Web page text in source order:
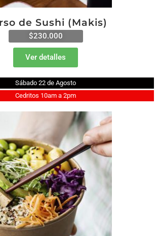
de Sushi (Makis)
$230.000
Ver detalles
Sábado 22 de Agosto
Cedritos 10am a 2pm